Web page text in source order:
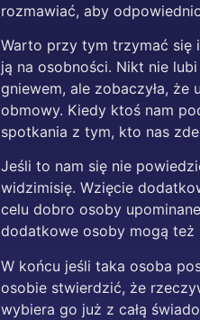
rozmawiać, aby
Warto przy tym trzymać się
ją na osobności. Nikt nie
gniewem, ale zobaczyła,
obmowy. Kiedy ktoś nam
spotkania z tym, kto nas
Jeśli to nam się nie
widzimisię. Wzięcie
celu dobro osoby
dodatkowe osoby mogą też
W końcu jeśli taka osoba
osobie stwierdzić, że
wybiera go już z całą